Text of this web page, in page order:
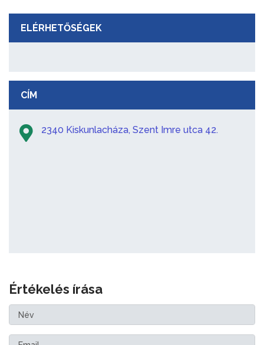
ELÉRHETŐSÉGEK
CÍM
2340 Kiskunlacháza, Szent Imre utca 42.
Értékelés írása